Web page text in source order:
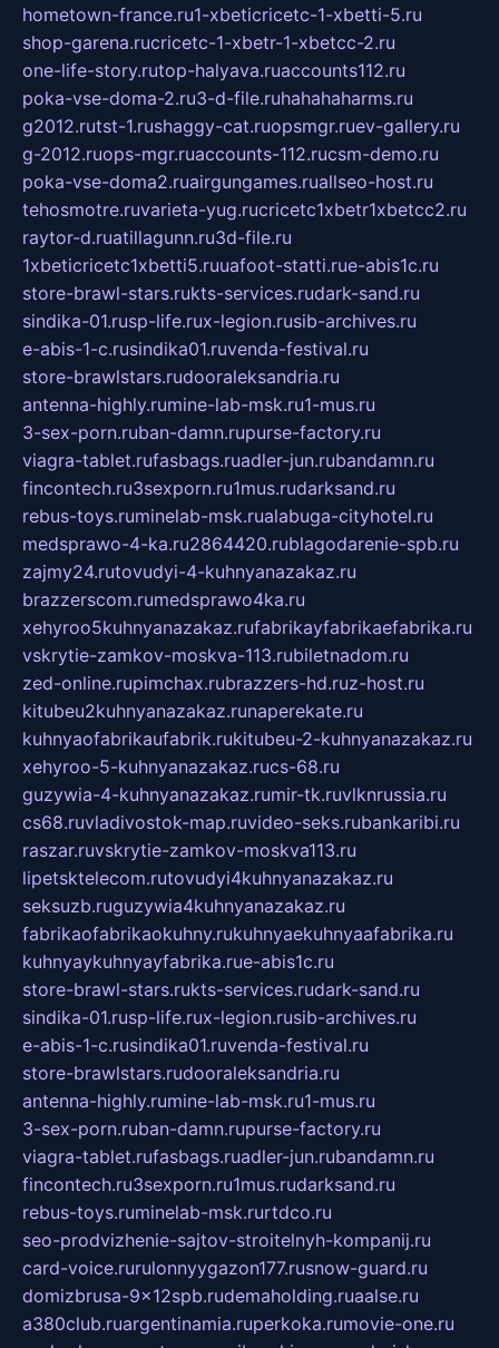
hometown-france.ru1-xbeticricetc-1-xbetti-5.ru
shop-garena.rucricetc-1-xbetr-1-xbetcc-2.ru
one-life-story.rutop-halyava.ruaccounts112.ru
poka-vse-doma-2.ru3-d-file.ruhahahaharms.ru
g2012.rutst-1.rushaggy-cat.ruopsmgr.ruev-gallery.ru
g-2012.ruops-mgr.ruaccounts-112.rucsm-demo.ru
poka-vse-doma2.ruairgungames.ruallseo-host.ru
tehosmotre.ruvarieta-yug.rucricetc1xbetr1xbetcc2.ru
raytor-d.ruatillagunn.ru3d-file.ru
1xbeticricetc1xbetti5.ruuafoot-statti.rue-abis1c.ru
store-brawl-stars.rukts-services.rudark-sand.ru
sindika-01.rusp-life.rux-legion.rusib-archives.ru
e-abis-1-c.rusindika01.ruvenda-festival.ru
store-brawlstars.rudooraleksandria.ru
antenna-highly.rumine-lab-msk.ru1-mus.ru
3-sex-porn.ruban-damn.rupurse-factory.ru
viagra-tablet.rufasbags.ruadler-jun.rubandamn.ru
fincontech.ru3sexporn.ru1mus.rudarksand.ru
rebus-toys.ruminelab-msk.rualabuga-cityhotel.ru
medsprawo-4-ka.ru2864420.rublagodarenie-spb.ru
zajmy24.rutovudyi-4-kuhnyanazakaz.ru
brazzerscom.rumedsprawo4ka.ru
xehyroo5kuhnyanazakaz.rufabrikayfabrikaefabrika.ru
vskrytie-zamkov-moskva-113.rubiletnadom.ru
zed-online.rupimchax.rubrazzers-hd.ruz-host.ru
kitubeu2kuhnyanazakaz.runaperekate.ru
kuhnyaofabrikaufabrik.rukitubeu-2-kuhnyanazakaz.ru
xehyroo-5-kuhnyanazakaz.rucs-68.ru
guzywia-4-kuhnyanazakaz.rumir-tk.ruvlknrussia.ru
cs68.ruvladivostok-map.ruvideo-seks.rubankaribi.ru
raszar.ruvskrytie-zamkov-moskva113.ru
lipetsktelecom.rutovudyi4kuhnyanazakaz.ru
seksuzb.ruguzywia4kuhnyanazakaz.ru
fabrikaofabrikaokuhny.rukuhnyaekuhnyaafabrika.ru
kuhnyaykuhnyayfabrika.rue-abis1c.ru
store-brawl-stars.rukts-services.rudark-sand.ru
sindika-01.rusp-life.rux-legion.rusib-archives.ru
e-abis-1-c.rusindika01.ruvenda-festival.ru
store-brawlstars.rudooraleksandria.ru
antenna-highly.rumine-lab-msk.ru1-mus.ru
3-sex-porn.ruban-damn.rupurse-factory.ru
viagra-tablet.rufasbags.ruadler-jun.rubandamn.ru
fincontech.ru3sexporn.ru1mus.rudarksand.ru
rebus-toys.ruminelab-msk.rurtdco.ru
seo-prodvizhenie-sajtov-stroitelnyh-kompanij.ru
card-voice.rurulonnyygazon177.rusnow-guard.ru
domizbrusa-9x12spb.rudemaholding.ruaalse.ru
a380club.ruargentinamia.ruperkoka.rumovie-one.ru